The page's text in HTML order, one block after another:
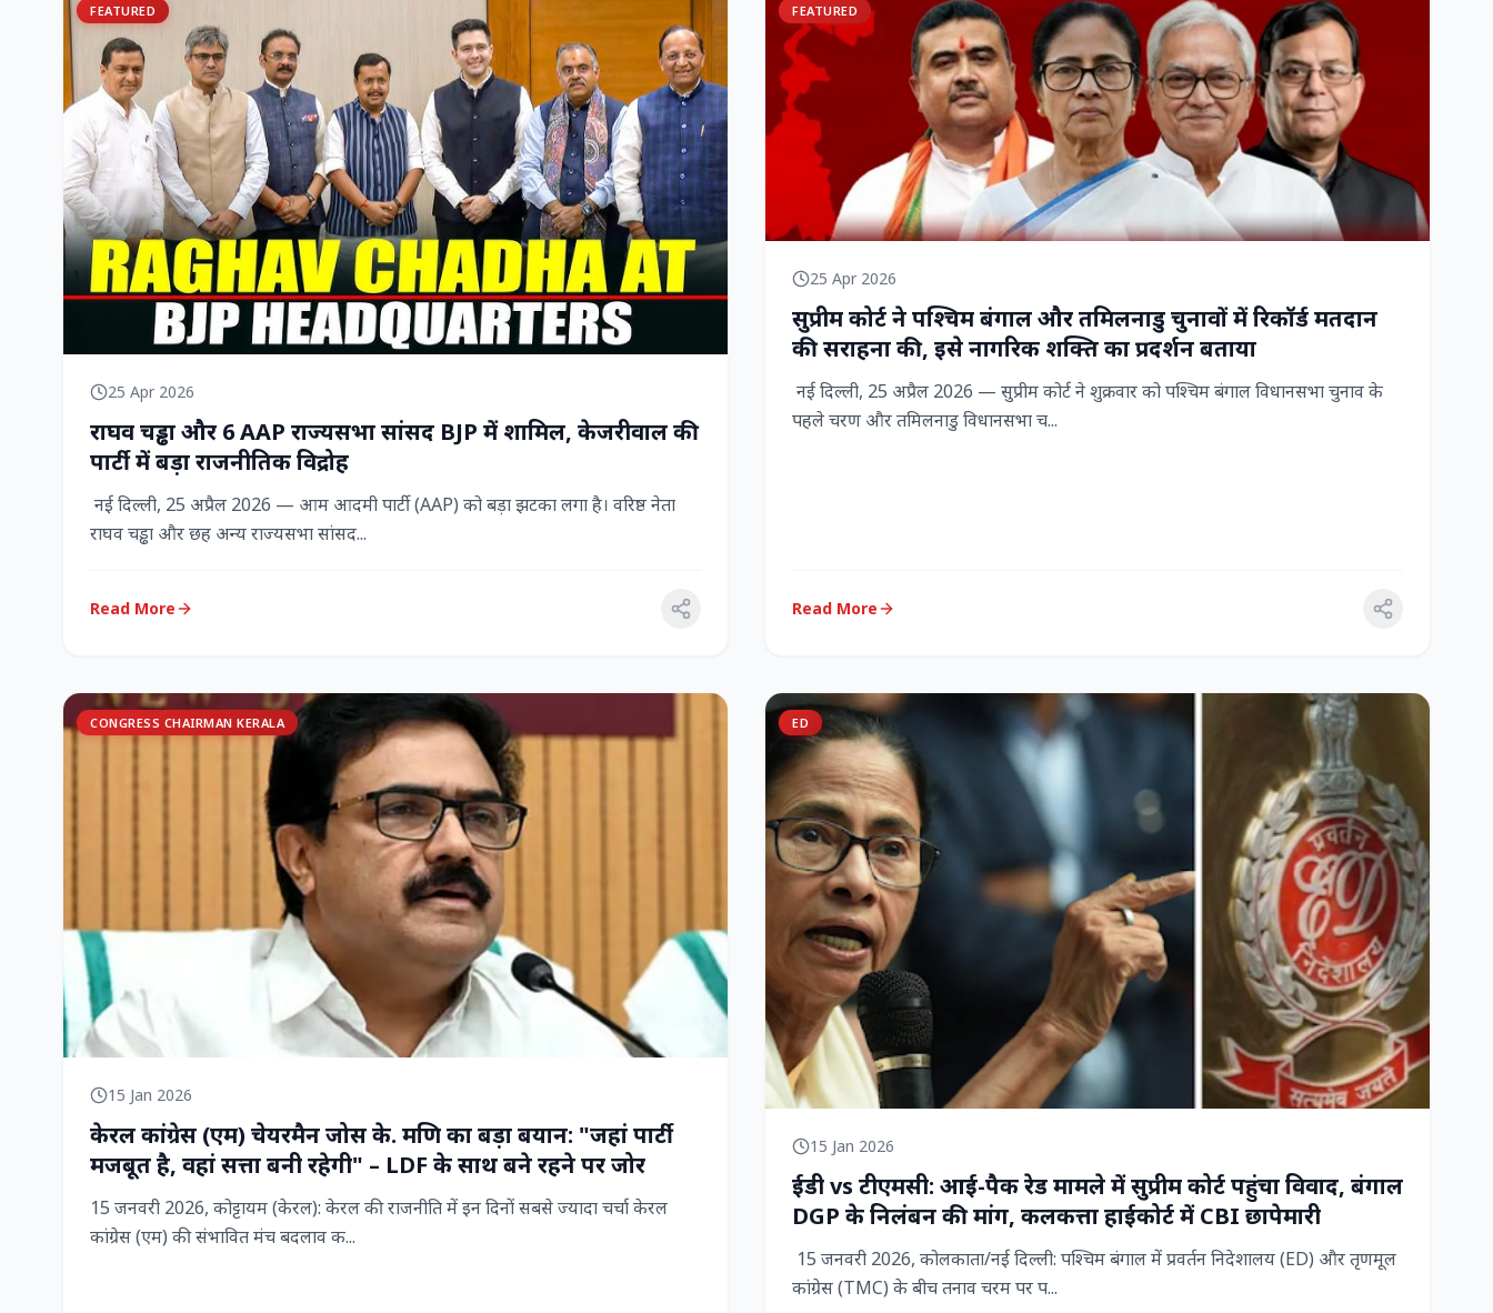
FEATURED
25 Apr 2026
राघव चड्ढा और 6 AAP राज्‍यसभा सांसद BJP में शामिल, केजरीवाल की
पार्टी में बड़ा राजनीतिक विद्रोह
नई दिल्ली, 25 अप्रैल 2026 — आम आदमी पार्टी (AAP) को बड़ा झटका लगा है। वरिष्ठ नेता
राघव चड्ढा और छह अन्य राज्‍यसभा सांसद...
Read More
FEATURED
25 Apr 2026
सुप्रीम कोर्ट ने पश्चिम बंगाल और तमिलनाडु चुनावों में रिकॉर्ड मतदान
की सराहना की, इसे नागरिक शक्ति का प्रदर्शन बताया
नई दिल्ली, 25 अप्रैल 2026 — सुप्रीम कोर्ट ने शुक्रवार को पश्चिम बंगाल विधानसभा चुनाव के
पहले चरण और तमिलनाडु विधानसभा च...
Read More
CONGRESS CHAIRMAN KERALA
15 Jan 2026
केरल कांग्रेस (एम) चेयरमैन जोस के. मणि का बड़ा बयान: "जहां पार्टी
मजबूत है, वहां सत्ता बनी रहेगी" – LDF के साथ बने रहने पर जोर
15 जनवरी 2026, कोट्टायम (केरल): केरल की राजनीति में इन दिनों सबसे ज्यादा चर्चा केरल
कांग्रेस (एम) की संभावित मंच बदलाव क...
ED
15 Jan 2026
ईडी vs टीएमसी: आई-पैक रेड मामले में सुप्रीम कोर्ट पहुंचा विवाद, बंगाल
DGP के निलंबन की मांग, कलकत्ता हाईकोर्ट में CBI छापेमारी
15 जनवरी 2026, कोलकाता/नई दिल्ली: पश्चिम बंगाल में प्रवर्तन निदेशालय (ED) और तृणमूल
कांग्रेस (TMC) के बीच तनाव चरम पर प...